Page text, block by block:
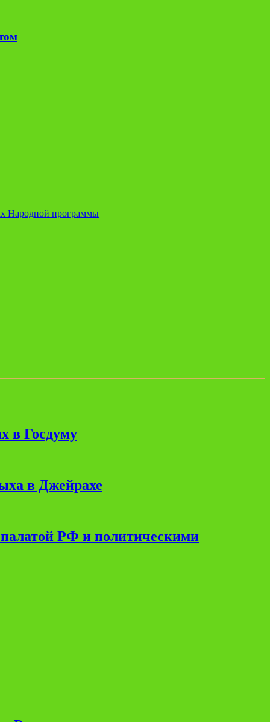
Народной программы
в Госдуму
в Джейрахе
РФ и политическими